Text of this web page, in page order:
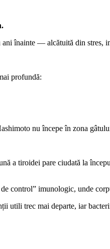
înainte — alcătuită din stres,
profundă:
nu începe în zona
a tiroidei pare ciudată la
control” imunologic, unde
utili trec mai departe, iar